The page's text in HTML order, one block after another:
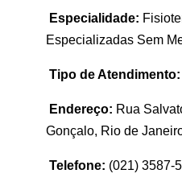
Especialidade:
Especializadas Sem
Tipo de Atendimento:
Endereço: Rua
Gonçalo, Rio de
Telefone: (021) 3587-